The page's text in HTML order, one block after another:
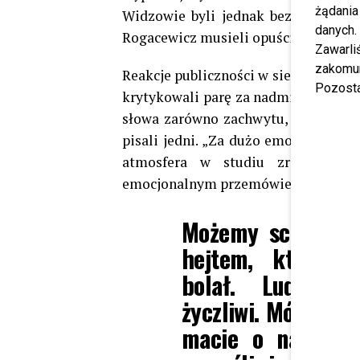
danych.
Widzowie byli jednak bezlitośni –
Rogacewicz musieli opuścić program.
Reakcje publiczności w sieci były
krytykowali parę za nadmierną
słowa zarówno zachwytu, jak i
pisali jedni. „Za dużo emocji, za
atmosfera w studiu zrobiła
emocjonalnym przemówieniu mówiła
Możemy
hejtem, którego
bolał. Ludzie,
życzliwi. Mówcie
macie o nas